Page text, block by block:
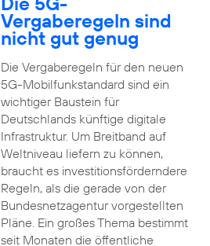
Vergaberegeln sind
nicht gut genug
Die Vergaberegeln für den neuen
5G-Mobilfunkstandard sind ein
wichtiger Baustein für
Deutschlands künftige digitale
Infrastruktur. Um Breitband auf
Weltniveau liefern zu können,
braucht es investitionsförderndere
Regeln, als die gerade von der
Bundesnetzagentur vorgestellten
Pläne. Ein großes Thema bestimmt
seit Monaten die öffentliche